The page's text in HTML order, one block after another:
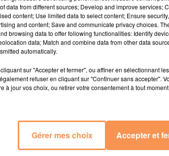
data from different sources; Develop and improve services;
content; Use limited data to select content; Ensure
and content; Save and communicate privacy choices.
browsing data to offer following functionalities: Identify
data; Match and combine data from other data
automatically.
sur "Accepter et fermer", ou affiner en sélectionnant
refuser en cliquant sur "Continuer sans accepter".
à jour vos choix, ou retirer votre consentement à tout
Gérer mes choix Accepter et